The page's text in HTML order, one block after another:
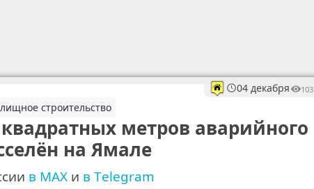
04 декабря 103
строительство
метров аварийного
на Ямале
сии в MAX и в Telegram